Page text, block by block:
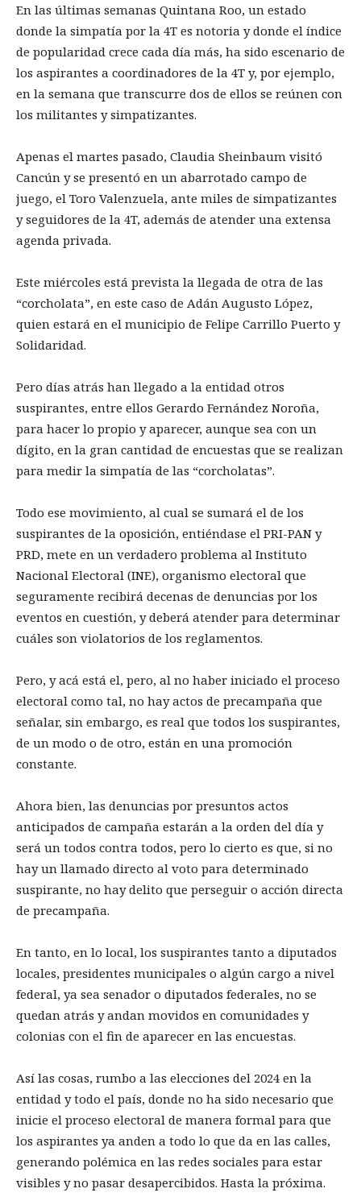
En las últimas semanas Quintana Roo, un estado
donde la simpatía por la 4T es notoria y donde el índice
de popularidad crece cada día más, ha sido escenario de
los aspirantes a coordinadores de la 4T y, por ejemplo,
en la semana que transcurre dos de ellos se reúnen con
los militantes y simpatizantes.
Apenas el martes pasado, Claudia Sheinbaum visitó
Cancún y se presentó en un abarrotado campo de
juego, el Toro Valenzuela, ante miles de simpatizantes
y seguidores de la 4T, además de atender una extensa
agenda privada.
Este miércoles está prevista la llegada de otra de las
“corcholata”, en este caso de Adán Augusto López,
quien estará en el municipio de Felipe Carrillo Puerto y
Solidaridad.
Pero días atrás han llegado a la entidad otros
suspirantes, entre ellos Gerardo Fernández Noroña,
para hacer lo propio y aparecer, aunque sea con un
dígito, en la gran cantidad de encuestas que se realizan
para medir la simpatía de las “corcholatas”.
Todo ese movimiento, al cual se sumará el de los
suspirantes de la oposición, entiéndase el PRI-PAN y
PRD, mete en un verdadero problema al Instituto
Nacional Electoral (INE), organismo electoral que
seguramente recibirá decenas de denuncias por los
eventos en cuestión, y deberá atender para determinar
cuáles son violatorios de los reglamentos.
Pero, y acá está el, pero, al no haber iniciado el proceso
electoral como tal, no hay actos de precampaña que
señalar, sin embargo, es real que todos los suspirantes,
de un modo o de otro, están en una promoción
constante.
Ahora bien, las denuncias por presuntos actos
anticipados de campaña estarán a la orden del día y
será un todos contra todos, pero lo cierto es que, si no
hay un llamado directo al voto para determinado
suspirante, no hay delito que perseguir o acción directa
de precampaña.
En tanto, en lo local, los suspirantes tanto a diputados
locales, presidentes municipales o algún cargo a nivel
federal, ya sea senador o diputados federales, no se
quedan atrás y andan movidos en comunidades y
colonias con el fin de aparecer en las encuestas.
Así las cosas, rumbo a las elecciones del 2024 en la
entidad y todo el país, donde no ha sido necesario que
inicie el proceso electoral de manera formal para que
los aspirantes ya anden a todo lo que da en las calles,
generando polémica en las redes sociales para estar
visibles y no pasar desapercibidos. Hasta la próxima.